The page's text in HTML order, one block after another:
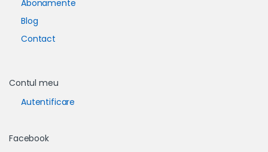
Abonamente
Blog
Contact
Contul meu
Autentificare
Facebook